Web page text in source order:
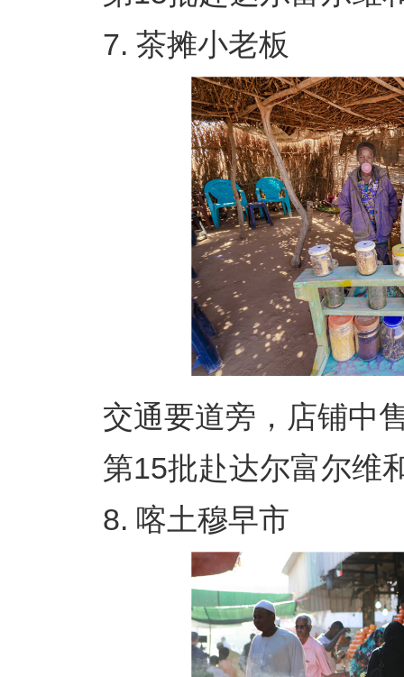
7. 茶摊小老板
交通要道旁，店铺中售
第15批赴达尔富尔维
8. 喀土穆早市